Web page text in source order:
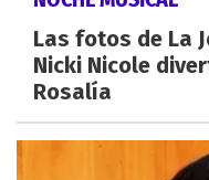
Las fotos de La
Nicki Nicole
Rosalía